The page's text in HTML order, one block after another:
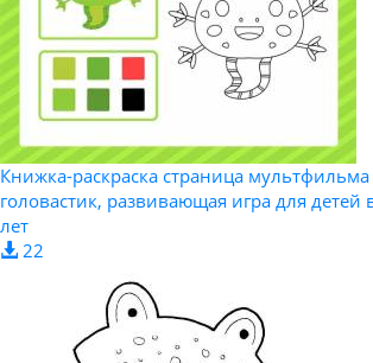
Книжка-раскраска страница
головастик, развивающая игра для детей
лет
22